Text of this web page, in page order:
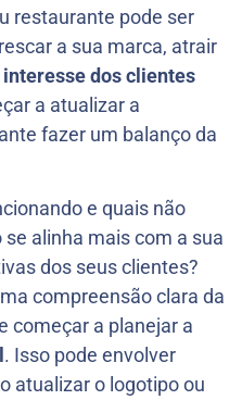
restaurante pode ser
a sua marca, atrair
dos clientes
a atualizar a
fazer um balanço da
e quais não
alinha mais com a sua
dos seus clientes?
compreensão clara da
começar a planejar a
. Isso pode envolver
atualizar o logotipo ou